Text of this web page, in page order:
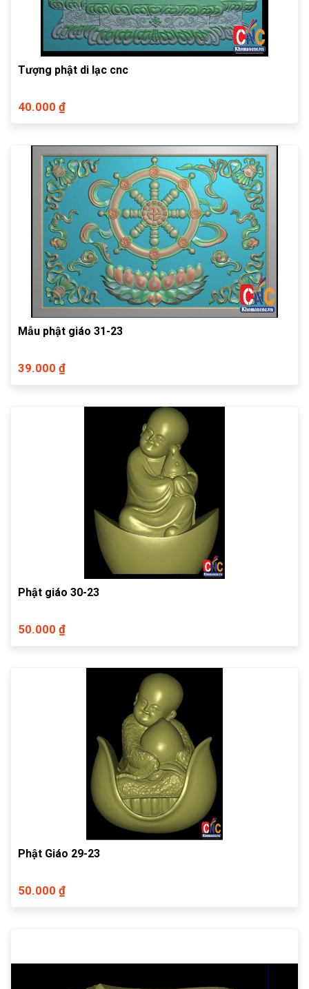
Tượng phật di lạc cnc
40.000 ₫
Mẫu phật giáo 31-23
39.000 ₫
Phật giáo 30-23
50.000 ₫
Phật Giáo 29-23
50.000 ₫